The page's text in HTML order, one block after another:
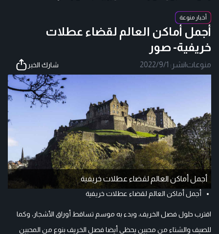
أخبار منوعة
أجمل أماكن العالم لقضاء عطلات
خريفية- صور
منوعات|نشر: 2022/9/1 شارك الخبر
أجمل أماكن العالم لقضاء عطلات خريفية
أجمل أماكن العالم لقضاء عطلات خريفية
اقترب حلول فصل الخريف، وبدء به موسم تساقط أوراق الأشجار، وكما
للصيف والشتاء من محبين يحظى أيضا فصل الخريف بنوع من المحبين